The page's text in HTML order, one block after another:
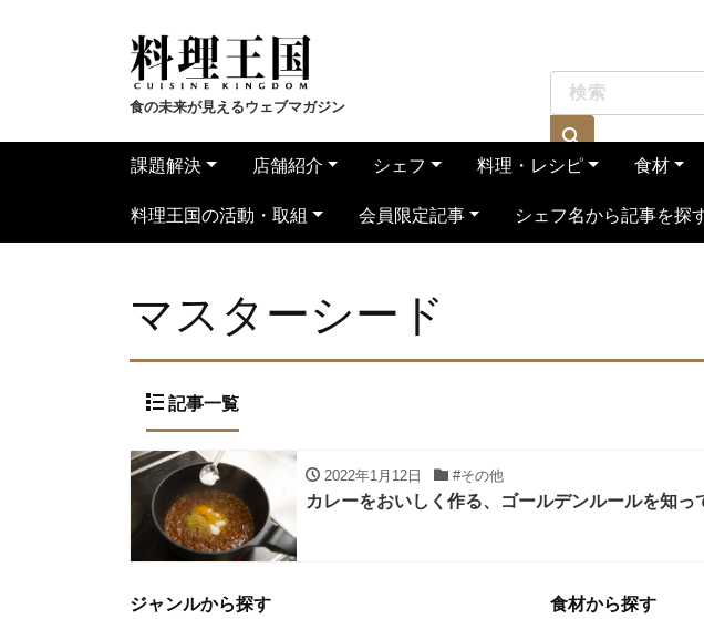
食の未来が見えるウェブマガジン
課題解決 店舗紹介 シェフ 料理・レシピ 食材
料理王国の活動・取組 会員限定記事 シェフ名から記事を探
マスターシード
記事一覧
2022年1月12日 #その他
カレーをおいしく作る、ゴールデンルールを知っ
ジャンルから探す 食材から探す